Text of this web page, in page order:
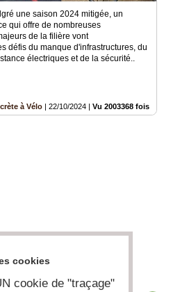
une saison 2024 mitigée, un
qui offre de nombreuses
de la filière vont
défis du manque d'infrastructures, du
électriques et de la sécurité..
à Vélo | 22/10/2024 | Vu 2003368 fois
cookies
cookie de "traçage"